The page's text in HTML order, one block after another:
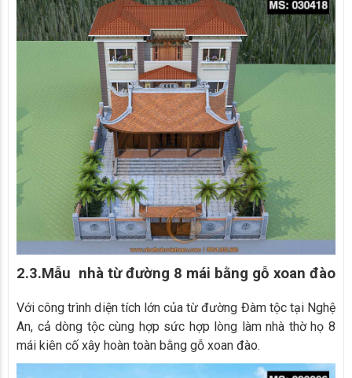
2.3.Mẫu nhà từ đường 8 mái bằng gỗ xoan đào
Với công trình diện tích lớn của từ đường Đàm tộc tại Nghệ
An, cả dòng tộc cùng hợp sức hợp lòng làm nhà thờ họ 8
mái kiên cố xây hoàn toàn bằng gỗ xoan đào.